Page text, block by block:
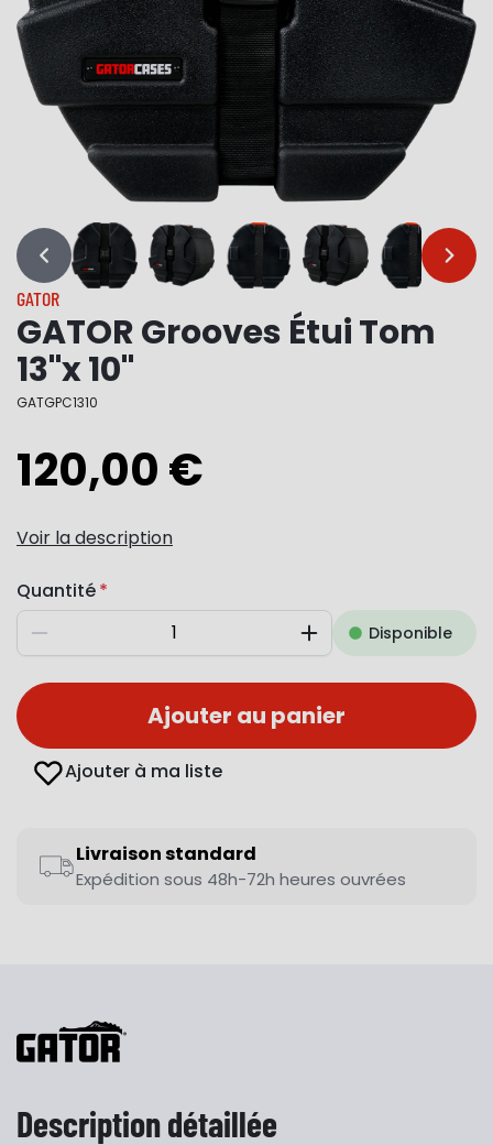
… …
GATOR
GATOR Grooves Étui Tom
13"x 10"
GATGPC1310
120,00 €
Voir la description
Quantité
Diminuer AugmenterDisponible
Ajouter au panier
Ajouter à ma liste
Livraison standard
Expédition sous 48h-72h heures ouvrées
Description détaillée